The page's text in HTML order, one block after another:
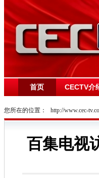
首页 CECTV介
您所在的位置： http://www.cec-
百集电视